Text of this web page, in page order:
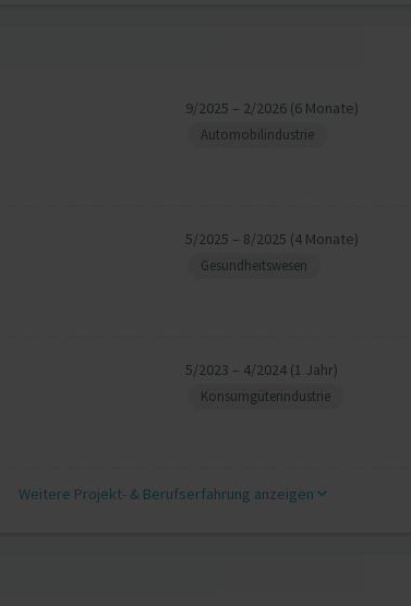
9/2025 – 2/2026 (6 Monate)
Automobilindustrie
5/2025 – 8/2025 (4 Monate)
Gesundheitswesen
5/2023 – 4/2024 (1 Jahr)
Konsumgüterindustrie
Weitere Projekt‐ & Berufserfahrung anzeigen